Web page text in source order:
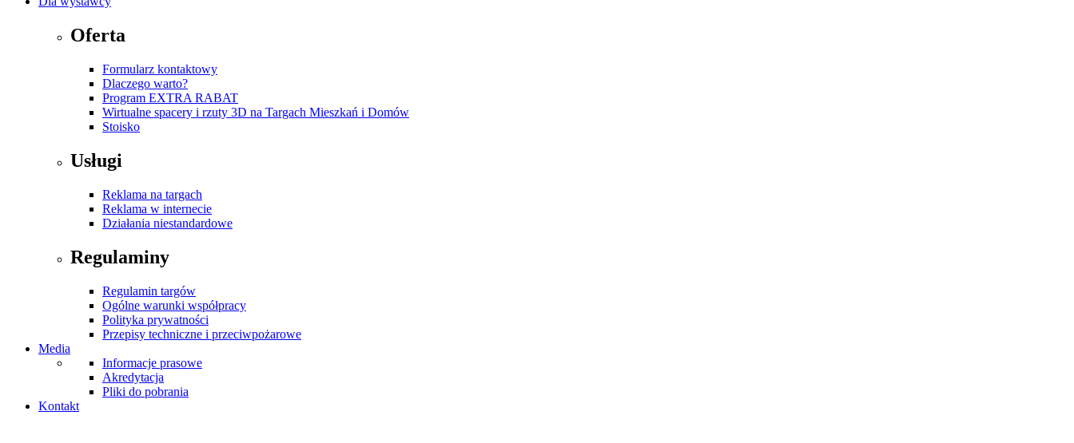
Oferta
Formularz kontaktowy
Dlaczego warto?
Program EXTRA RABAT
Wirtualne spacery i rzuty 3D na Targach Mieszkań i Domów
Stoisko
Usługi
Reklama na targach
Reklama w internecie
Działania niestandardowe
Regulaminy
Regulamin targów
Ogólne warunki współpracy
Polityka prywatności
Przepisy techniczne i przeciwpożarowe
Media
Informacje prasowe
Akredytacja
Pliki do pobrania
Kontakt